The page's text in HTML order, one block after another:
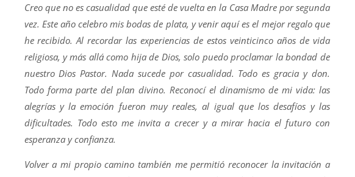
Creo que no es casualidad que esté de vuelta en la Casa Madre por segunda
vez. Este año celebro mis bodas de plata, y venir aquí es el mejor regalo que
he recibido. Al recordar las experiencias de estos veinticinco años de vida
religiosa, y más allá como hija de Dios, solo puedo proclamar la bondad de
nuestro Dios Pastor. Nada sucede por casualidad. Todo es gracia y don.
Todo forma parte del plan divino. Reconocí el dinamismo de mi vida: las
alegrías y la emoción fueron muy reales, al igual que los desafíos y las
dificultades. Todo esto me invita a crecer y a mirar hacia el futuro con
esperanza y confianza.
Volver a mi propio camino también me permitió reconocer la invitación a